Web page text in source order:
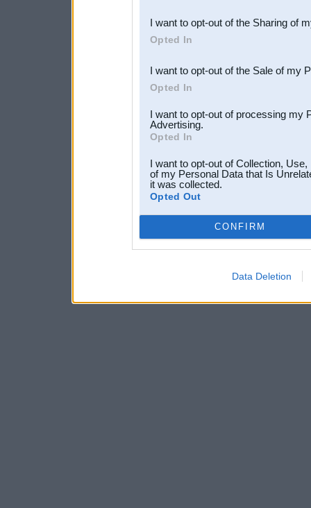
Downstream Participants
third parties.
I want to opt-out of the Sharing of
Opted In
I want to opt-out of the Sale of my
Opted In
I want to opt-out of processing my
Advertising.
Opted In
I want to opt-out of Collection,
of my Personal Data that Is
it was collected.
Opted Out
CONFIRM
Data Deletion